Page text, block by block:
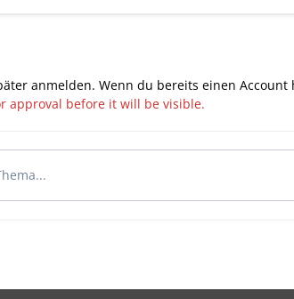
anmelden. Wenn du bereits einen
approval before it will be visible.